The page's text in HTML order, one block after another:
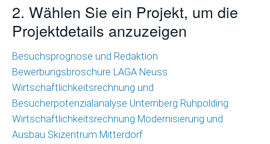
Managementberatung
Raumbezogene
Datenanalysen
(GIS)
Umfragetool
Qualitätsmonitor
Freizeit
2. Wählen Sie ein Projekt, um die
Projektdetails anzuzeigen
Besuchsprognose und Redaktion
Bewerbungsbroschüre LAGA Neuss
Wirtschaftlichkeitsrechnung und
Besucherpotenzialanalyse Unternberg Ruhpolding
Wirtschaftlichkeitsrechnung Modernisierung und
Ausbau Skizentrum Mitterdorf